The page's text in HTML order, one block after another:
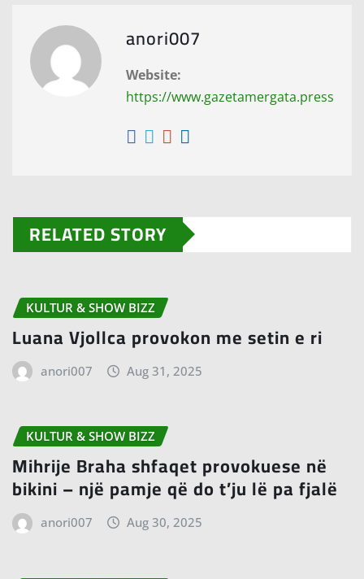
anori007
Website:
https://www.gazetamergata.press
RELATED STORY
KULTUR & SHOW BIZZ
Luana Vjollca provokon me setin e ri
anori007 Aug 31, 2025
KULTUR & SHOW BIZZ
Mihrije Braha shfaqet provokuese në
bikini – një pamje që do t’ju lë pa fjalë
anori007 Aug 30, 2025